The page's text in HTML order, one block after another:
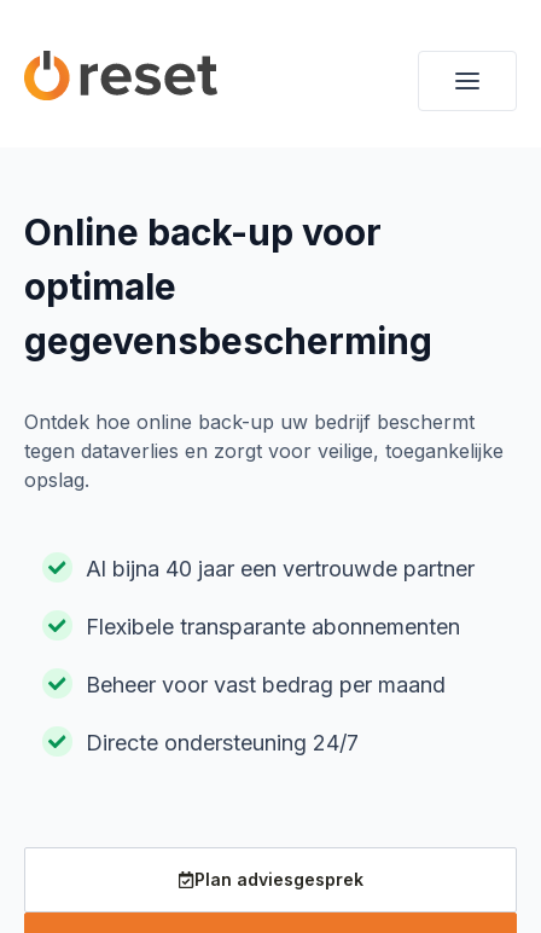
Online back-up voor
optimale
gegevensbescherming
Ontdek hoe online back-up uw bedrijf beschermt
tegen dataverlies en zorgt voor veilige, toegankelijke
opslag.
Al bijna 40 jaar een vertrouwde partner
Flexibele transparante abonnementen
Beheer voor vast bedrag per maand
Directe ondersteuning 24/7
Plan adviesgesprek